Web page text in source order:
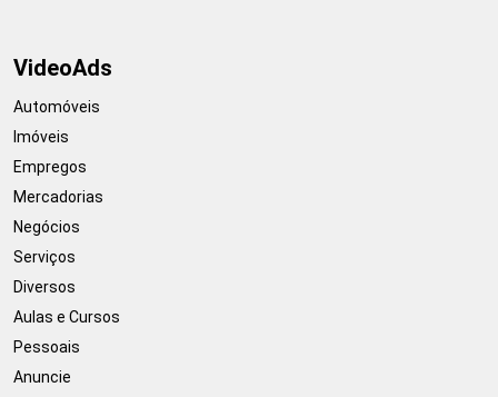
VideoAds
Automóveis
Imóveis
Empregos
Mercadorias
Negócios
Serviços
Diversos
Aulas e Cursos
Pessoais
Anuncie